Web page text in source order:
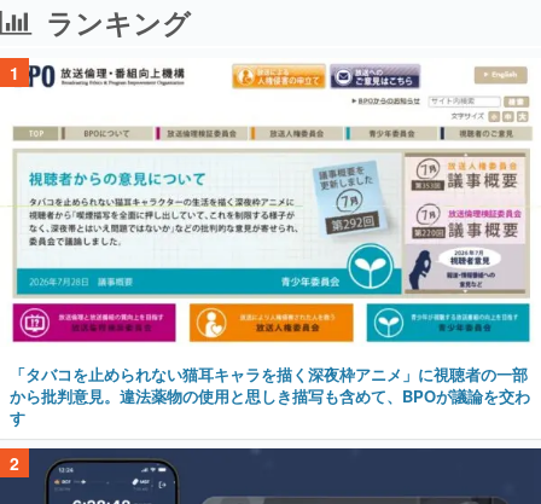
ランキング
1
「タバコを止められない猫耳キャラを描く深夜枠アニメ」に視聴者の一部
から批判意見。違法薬物の使用と思しき描写も含めて、BPOが議論を交わ
す
2